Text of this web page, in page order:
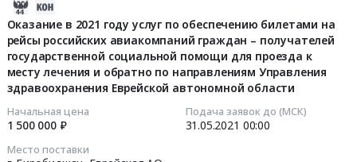
Оказание в 2021 году услуг по обеспечению билетами на
рейсы российских авиакомпаний граждан – получателей
государственной социальной помощи для проезда к
месту лечения и обратно по направлениям Управления
здравоохранения Еврейской автономной области
Начальная цена
1 500 000 ₽
Подача заявок до (МСК)
31.05.2021 00:00
Место поставки